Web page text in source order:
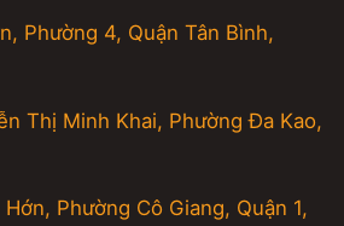
Phường 4, Quận Tân Bình,
Thị Minh Khai, Phường Đa Kao,
Phường Cô Giang, Quận 1,